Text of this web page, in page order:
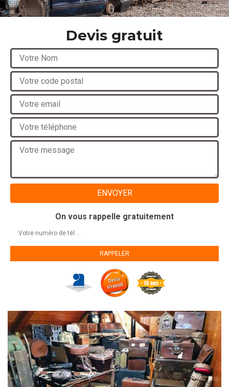
Devis gratuit
On vous rappelle gratuitement